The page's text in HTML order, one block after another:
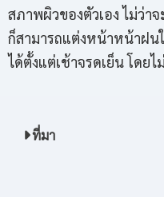
สภาพผิวของตัวเอง ไม่ว่า
ก็สามารถแต่งหน้าหน้าฝน
ได้ตั้งแต่เช้าจรดเย็น โดย
ที่มา